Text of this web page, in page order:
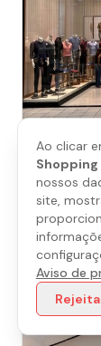
Ao clicar
Shopping
nossos
site,
Aviso de